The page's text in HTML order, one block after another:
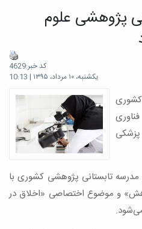
پژوهشی علوم
کد خبر:4629
یکشنبه، ۱۰ مرداد، ۱۳۹۵ | 10:13
کشوری
مدرسه تابستانی پژوهشی کشوری با
و موضوع اختصاصی «اخلاق در